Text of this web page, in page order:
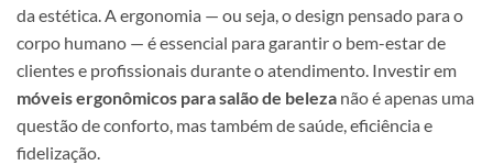
da estética. A ergonomia — ou seja, o design pensado para o
corpo humano — é essencial para garantir o bem-estar de
clientes e profissionais durante o atendimento. Investir em
móveis ergonômicos para salão de beleza não é apenas uma
questão de conforto, mas também de saúde, eficiência e
fidelização.